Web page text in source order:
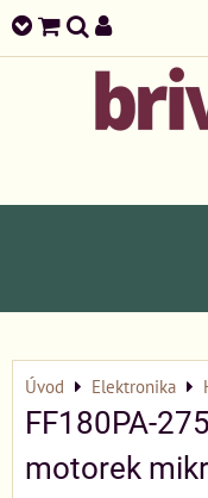
Úvod Elektronika
FF180PA-
motorek